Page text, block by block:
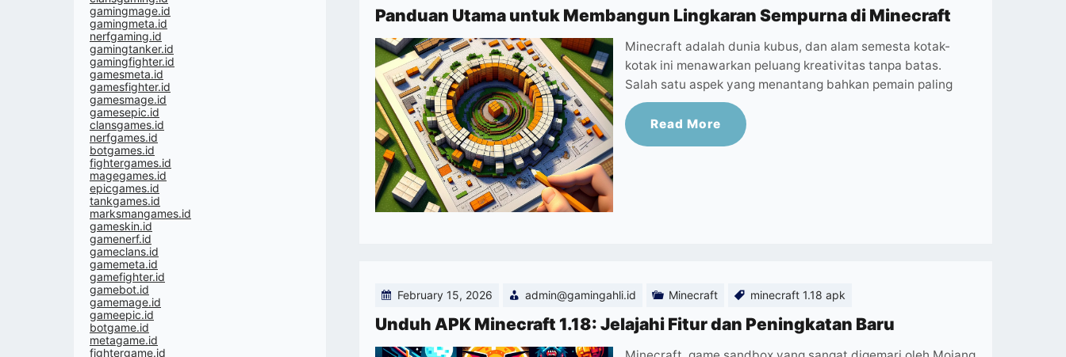
Panduan Utama untuk Membangun Lingkaran Sempurna di Minecraft
Minecraft adalah dunia kubus, dan alam semesta kotak-
kotak ini menawarkan peluang kreativitas tanpa batas.
Salah satu aspek yang menantang bahkan pemain paling
Read More
February 15, 2026 admin@gamingahli.id Minecraft minecraft 1.18 apk
Unduh APK Minecraft 1.18: Jelajahi Fitur dan Peningkatan Baru
gamingmage.id
gamingmeta.id
nerfgaming.id
gamingtanker.id
gamingfighter.id
gamesmeta.id
gamesfighter.id
gamesmage.id
gamesepic.id
clansgames.id
nerfgames.id
botgames.id
fightergames.id
magegames.id
epicgames.id
tankgames.id
marksmangames.id
gameskin.id
gamenerf.id
gameclans.id
gamemeta.id
gamefighter.id
gamebot.id
gamemage.id
gameepic.id
botgame.id
metagame.id
fightergame.id